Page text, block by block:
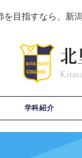
目指すなら、新
学科紹介